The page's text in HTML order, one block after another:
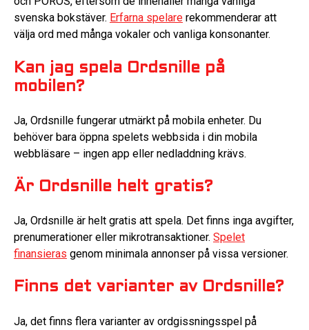
svenska bokstäver. Erfarna spelare rekommenderar att
välja ord med många vokaler och vanliga konsonanter.
Kan jag spela Ordsnille på
mobilen?
Ja, Ordsnille fungerar utmärkt på mobila enheter. Du
behöver bara öppna spelets webbsida i din mobila
webbläsare – ingen app eller nedladdning krävs.
Är Ordsnille helt gratis?
Ja, Ordsnille är helt gratis att spela. Det finns inga avgifter,
prenumerationer eller mikrotransaktioner. Spelet
finansieras genom minimala annonser på vissa versioner.
Finns det varianter av Ordsnille?
Ja, det finns flera varianter av ordgissningsspel på